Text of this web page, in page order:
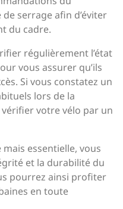
serrage afin d’éviter
du cadre.
régulièrement l’état
vous assurer qu’ils
Si vous constatez un
lors de la
vérifier votre vélo par un
essentielle, vous
et la durabilité du
pourrez ainsi profiter
en toute